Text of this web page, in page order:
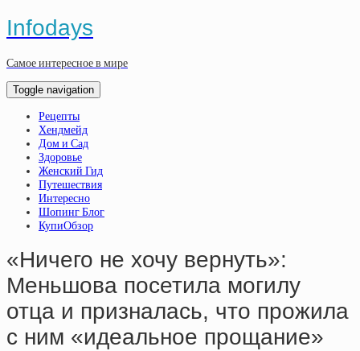
Infodays
Самое интересное в мире
Toggle navigation
Рецепты
Хендмейд
Дом и Сад
Здоровье
Женский Гид
Путешествия
Интересно
Шопинг Блог
КупиОбзор
«Ничего не хочу вернуть»:
Меньшова посетила могилу
отца и призналась, что прожила
с ним «идеальное прощание»